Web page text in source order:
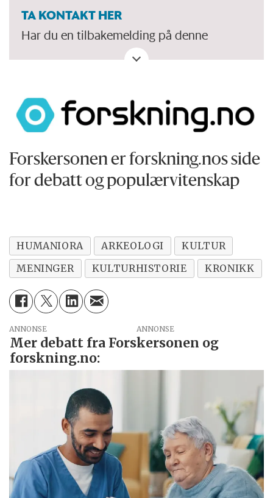
TA KONTAKT HER
Har du en tilbakemelding på denne
kronikken. Eller spørsmål, ros eller kritikk
en viktig debatt?
Forskersonen er forskning.nos side
for debatt og populærvitenskap
HUMANIORA ARKEOLOGI
KULTUR
MENINGER
KULTURHISTORIE KRONIKK
ANNONSE
Mer debatt fra Forskersonen og
forskning.no: